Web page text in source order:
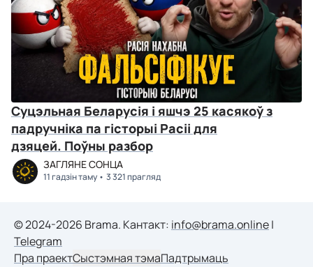
Суцэльная Беларусія і яшчэ 25 касякоў з
падручніка па гісторыі Расіі для
дзяцей. Поўны разбор
ЗАГЛЯНЕ СОНЦА
11 гадзін таму 3 321 прагляд
© 2024-2026 Brama. Кантакт: info@brama.online|
Telegram
Пра праектСыстэмная тэмаПадтрымаць